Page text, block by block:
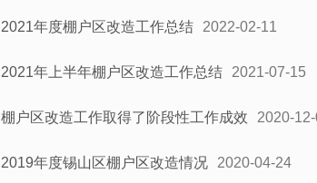
2021年度棚户区改造工作总结 2022-02-11
2021年上半年棚户区改造工作总结 2021-07-15
棚户区改造工作取得了阶段性工作成效 2020-
2019年度锡山区棚户区改造情况 2020-04-24